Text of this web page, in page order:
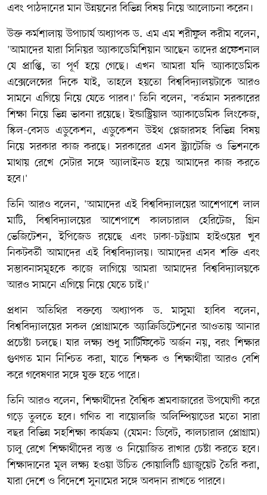
এবং পাঠদানের মান উন্নয়নের বিভিন্ন বিষয় নিয়ে আলোচনা করেন।
উক্ত কর্মশালায় উপাচার্য অধ্যাপক ড. এম এম শরীফুল করীম বলেন,
'আমাদের যারা সিনিয়র অ্যাকাডেমিশিয়ান আছেন তাদের প্রফেশনাল
যে প্রাপ্তি, তা পূর্ণ হয়ে গেছে। এখন আমরা যদি অ্যাকাডেমিক
এক্সেলেন্সের দিকে যাই, তাহলে হয়তো বিশ্ববিদ্যালয়টাকে আরও
সামনে এগিয়ে নিয়ে যেতে পারব।' তিনি বলেন, 'বর্তমান সরকারের
শিক্ষা নিয়ে ভিন্ন ভাবনা রয়েছে। ইন্ডাস্ট্রিয়াল অ্যাকাডেমিক লিংকেজ,
স্কিল-বেসড এডুকেশন, এডুকেশন উইথ প্লেজারসহ বিভিন্ন বিষয়
নিয়ে সরকার কাজ করছে। সরকারের এসব স্ট্র্যাটেজি ও ভিশনকে
মাথায় রেখে সেটার সঙ্গে অ্যালাইনড হয়ে আমাদের কাজ করতে
হবে।'
তিনি আরও বলেন, 'আমাদের এই বিশ্ববিদ্যালয়ের আশেপাশে লাল
মাটি, বিশ্ববিদ্যালয়ের আশেপাশে কালচারাল হেরিটেজ, গ্রিন
ভেজিটেশন, ইপিজেড রয়েছে এবং ঢাকা-চট্টগ্রাম হাইওয়ের খুব
নিকটবর্তী আমাদের এই বিশ্ববিদ্যালয়। আমাদের এসব শক্তি এবং
সম্ভাবনাসমূহকে কাজে লাগিয়ে আমরা আমাদের বিশ্ববিদ্যালয়কে
আরও সামনে এগিয়ে নিয়ে যেতে চাই।'
প্রধান অতিথির বক্তব্যে অধ্যাপক ড. মাসুমা হাবিব বলেন,
বিশ্ববিদ্যালয়ের সকল প্রোগ্রামকে অ্যাক্রিডিটেশনের আওতায় আনার
প্রচেষ্টা চলছে। যার লক্ষ্য শুধু সার্টিফিকেট অর্জন নয়, বরং শিক্ষার
গুণগত মান নিশ্চিত করা, যাতে শিক্ষক ও শিক্ষার্থীরা আরও বেশি
করে গবেষণার সঙ্গে যুক্ত হতে পারে।
তিনি আরও বলেন, শিক্ষার্থীদের বৈশ্বিক শ্রমবাজারের উপযোগী করে
গড়ে তুলতে হবে। গণিত বা বায়োলজি অলিম্পিয়াডের মতো সারা
বছর বিভিন্ন সহশিক্ষা কার্যক্রম (যেমন: ডিবেট, কালচারাল প্রোগ্রাম)
চালু রেখে শিক্ষার্থীদের ব্যস্ত ও নিয়োজিত রাখার চেষ্টা করতে হবে।
শিক্ষাদানের মূল লক্ষ্য হওয়া উচিত কোয়ালিটি গ্র্যাজুয়েট তৈরি করা,
যারা দেশে ও বিদেশে সুনামের সঙ্গে অবদান রাখতে পারবে।